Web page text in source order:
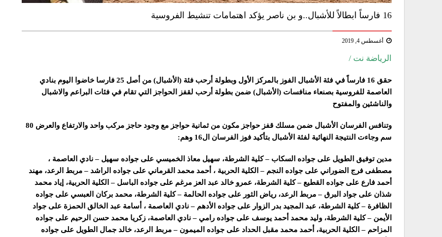
16 فارساً ابطالاً للأشبال..و بن ناصر يؤكد اهتمامات تنشيط الفروسية
أغسطس 4, 2019
الرياضة نت /
حقق 16 فارساً في فئة الأشبال الفوز بالمركز الأول وبطولة أرحب فئة (الأشبال) من أصل 25 فارسا خاضوا اليوم بنادي
العاصمة للفروسية بصنعاء منافسات (الأشبال) ضمن بطولة أرحب لقفز الحواجز التي تقام في فئات البراعم والاشبال
والناشئين والمفتوح
وتنافس الفرسان الأشبال ضمن مسلك قفز حواجز مكون من ثمانية حواجز مع وجود حاجز مركب واحد والارتفاع والعرض 80
سم وجاءت النتيجة النهائية لفئة الأشبال بتأكيد فوز الفرسان ال16 وهم:
مدين توفيق الطويل على جواده السكاب – كلية الشرطة، سهيل معاذ الخميسي على جواده سهيل – نادي العاصمة ،
مصطفى فرج الضوراني على جواده النجم – الكلية الحربية ، أحمد محمد القرماني على جواده الراشد – مربط الرعد، مهند
أحمد فارع على جواده القطيع – كلية الشرطة، عمرو خالد عبد العز مرغم على جواده الباسل – الكلية الحربية، إياد محمد
شذان على جواد البرق – مربط الرعد، رياض الثور على جواده الحالمة – كلية الشرطة، محمد بركان العبسي على جواده
الظافرة – كلية الشرطة، عبد المجيد بدر الزوار على جواده الأدهم – نادي العاصمة ، أسامة عبد الخالق الحمزة على جواد
الأيمن – كلية الشرطة، وليد محمد أحمد يوسف على جواده رامي – نادي العاصمة، زكريا محمد حسن الرحيم على جواده
المزاحم – الكلية الحربية، أحمد محمد مقبل الحداد على جواده الميمون – مربط الرعد، خالد جمال الطويل على جواده